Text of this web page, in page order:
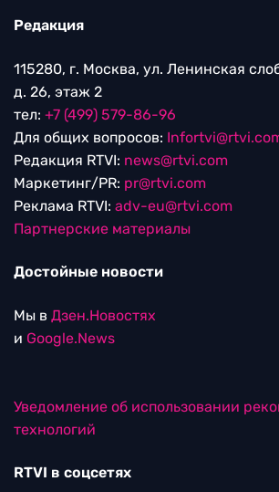
Редакция
115280, г. Москва, ул. Ленинская
д. 26, этаж 2
тел: +7 (499) 579-86-96
Для общих вопросов:
Редакция RTVI: news@rtvi.com
Маркетинг/PR: pr@rtvi.com
Реклама RTVI: adv-eu@rtvi.com
Партнерские материалы
Достойные новости
Мы в Дзен.Новостях
и Google.News
Уведомление об использовании
технологий
RTVI в соцсетях